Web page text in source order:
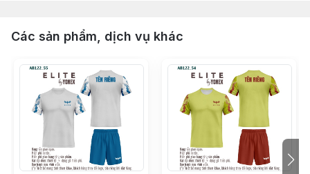
Các sản phẩm, dịch vụ khác